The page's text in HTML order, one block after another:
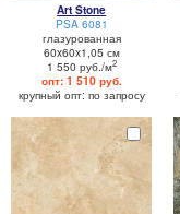
Art Stone
PSA 6081
глазурованная
60x60x1,05 см
1 550 руб./м2
опт: 1 510 руб.
крупный опт: по запросу